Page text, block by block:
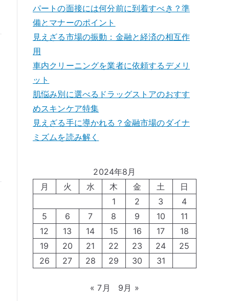
パートの面接には何分前に到着すべき？準
備とマナーのポイント
見えざる市場の振動：金融と経済の相互作
用
車内クリーニングを業者に依頼するデメリ
ット
肌悩み別に選べるドラッグストアのおすす
めスキンケア特集
見えざる手に導かれる？金融市場のダイナ
ミズムを読み解く
2024年8月
月
火 水 木 金 土
日
1
2 3
4
5
6 7 8 9 10
11
12
13 14 15 16 17
18
19
20 21 22 23 24
25
26
27 28 29 30 31
« 7月 9月 »